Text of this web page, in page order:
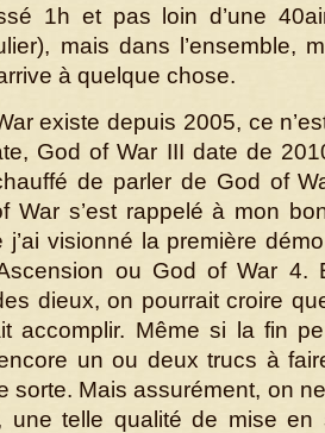
1h et pas loin d’une
mais dans l’ensemble,
à quelque chose.
existe depuis 2005, ce
God of War III date de
de parler de God of
War s’est rappelé à mon
j’ai visionné la première
ou God of War 4.
dieux, on pourrait croire
accomplir. Même si la fin
un ou deux trucs à
sorte. Mais assurément, on
telle qualité de mise en